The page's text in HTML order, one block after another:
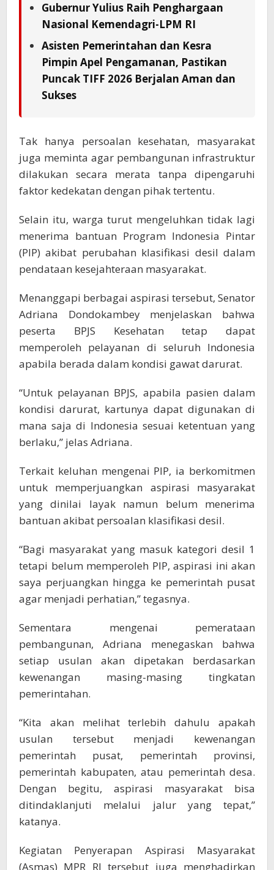
Gubernur Yulius Raih Penghargaan
Nasional Kemendagri-LPM RI
Asisten Pemerintahan dan Kesra
Pimpin Apel Pengamanan, Pastikan
Puncak TIFF 2026 Berjalan Aman dan
Sukses
Tak hanya persoalan kesehatan, masyarakat
juga meminta agar pembangunan infrastruktur
dilakukan secara merata tanpa dipengaruhi
faktor kedekatan dengan pihak tertentu.
Selain itu, warga turut mengeluhkan tidak lagi
menerima bantuan Program Indonesia Pintar
(PIP) akibat perubahan klasifikasi desil dalam
pendataan kesejahteraan masyarakat.
Menanggapi berbagai aspirasi tersebut, Senator
Adriana Dondokambey menjelaskan bahwa
peserta BPJS Kesehatan tetap dapat
memperoleh pelayanan di seluruh Indonesia
apabila berada dalam kondisi gawat darurat.
“Untuk pelayanan BPJS, apabila pasien dalam
kondisi darurat, kartunya dapat digunakan di
mana saja di Indonesia sesuai ketentuan yang
berlaku,” jelas Adriana.
Terkait keluhan mengenai PIP, ia berkomitmen
untuk memperjuangkan aspirasi masyarakat
yang dinilai layak namun belum menerima
bantuan akibat persoalan klasifikasi desil.
“Bagi masyarakat yang masuk kategori desil 1
tetapi belum memperoleh PIP, aspirasi ini akan
saya perjuangkan hingga ke pemerintah pusat
agar menjadi perhatian,” tegasnya.
Sementara mengenai pemerataan
pembangunan, Adriana menegaskan bahwa
setiap usulan akan dipetakan berdasarkan
kewenangan masing-masing tingkatan
pemerintahan.
“Kita akan melihat terlebih dahulu apakah
usulan tersebut menjadi kewenangan
pemerintah pusat, pemerintah provinsi,
pemerintah kabupaten, atau pemerintah desa.
Dengan begitu, aspirasi masyarakat bisa
ditindaklanjuti melalui jalur yang tepat,”
katanya.
Kegiatan Penyerapan Aspirasi Masyarakat
(Asmas) MPR RI tersebut juga menghadirkan